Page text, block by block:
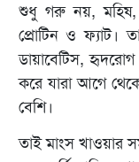
শুধু গরু নয়, মহিষ,
প্রোটিন ও ফ্যাট।
ডায়াবেটিস, হৃদরোগ
করে যারা আগে
বেশি।
তাই মাংস খাওয়ার